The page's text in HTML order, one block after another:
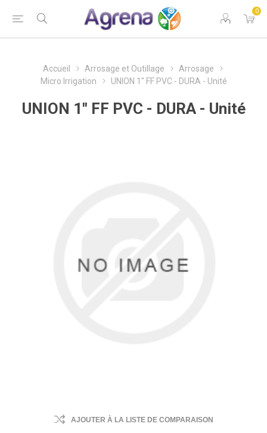
0
Accueil Arrosage et Outillage
Arrosage
Micro Irrigation
UNION 1" FF PVC - DURA - Unité
UNION 1" FF PVC - DURA - Unité
AJOUTER À LA LISTE DE COMPARAISON